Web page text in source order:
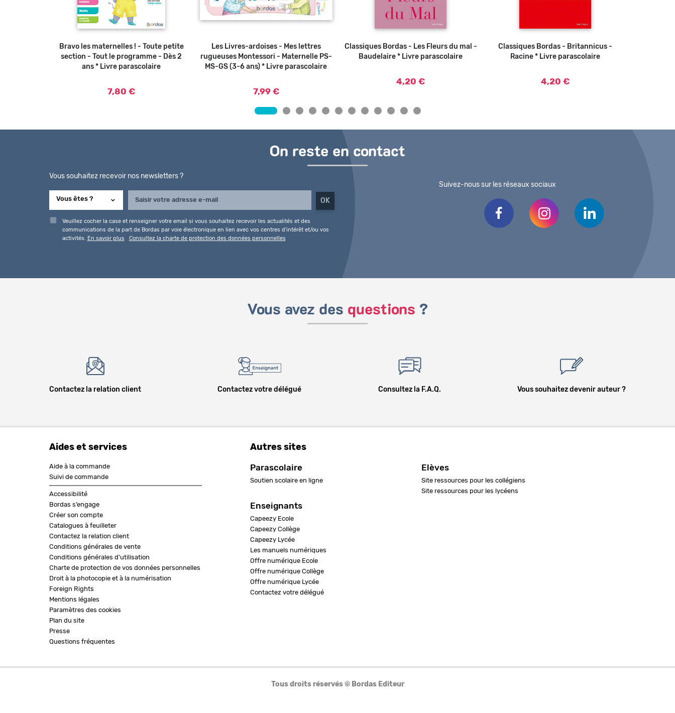
Ajouter au panier
Bravo les maternelles ! - Toute petite
section - Tout le programme - Dès 2
ans * Livre parascolaire
7,80 €
Ajouter au panier
Les Livres-ardoises - Mes lettres
rugueuses Montessori - Maternelle PS-
MS-GS (3-6 ans) * Livre parascolaire
7,99 €
Ajouter au panier
Classiques Bordas - Les Fleurs du mal -
Baudelaire * Livre parascolaire
4,20 €
Ajouter au panier
Classiques Bordas - Britannicus -
Racine * Livre parascolaire
4,20 €
On reste en contact
Vous souhaitez recevoir nos newsletters ?
Veuillez cocher la case et renseigner votre email si vous souhaitez recevoir les actualités et des
communications de la part de Bordas par voie électronique en lien avec vos centres d'intérêt et/ou vos
activités.
En savoir plus Consultez la charte de protection des données personnelles
Suivez-nous sur les réseaux sociaux
Vous avez des questions ?
Contactez la relation client Contactez votre délégué Consultez la F.A.Q. Vous souhaitez devenir auteur ?
Aides et services
Aide à la commande
Suivi de commande
Accessibilité
Bordas s’engage
Créer son compte
Catalogues à feuilleter
Contactez la relation client
Conditions générales de vente
Conditions générales d'utilisation
Charte de protection de vos données personnelles
Droit à la photocopie et à la numérisation
Foreign Rights
Mentions légales
Paramètres des cookies
Plan du site
Presse
Questions fréquentes
Autres sites
Parascolaire
Soutien scolaire en ligne
Enseignants
Capeezy Ecole
Capeezy Collège
Capeezy Lycée
Les manuels numériques
Offre numérique Ecole
Offre numérique Collège
Offre numérique Lycée
Contactez votre délégué
Elèves
Site ressources pour les collégiens
Site ressources pour les lycéens
Tous droits réservés © Bordas Editeur